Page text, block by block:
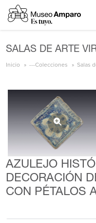
SALAS DE ARTE
Inicio ---Colecciones Salas
AZULEJO
DECORACIÓN
CON PÉTALOS